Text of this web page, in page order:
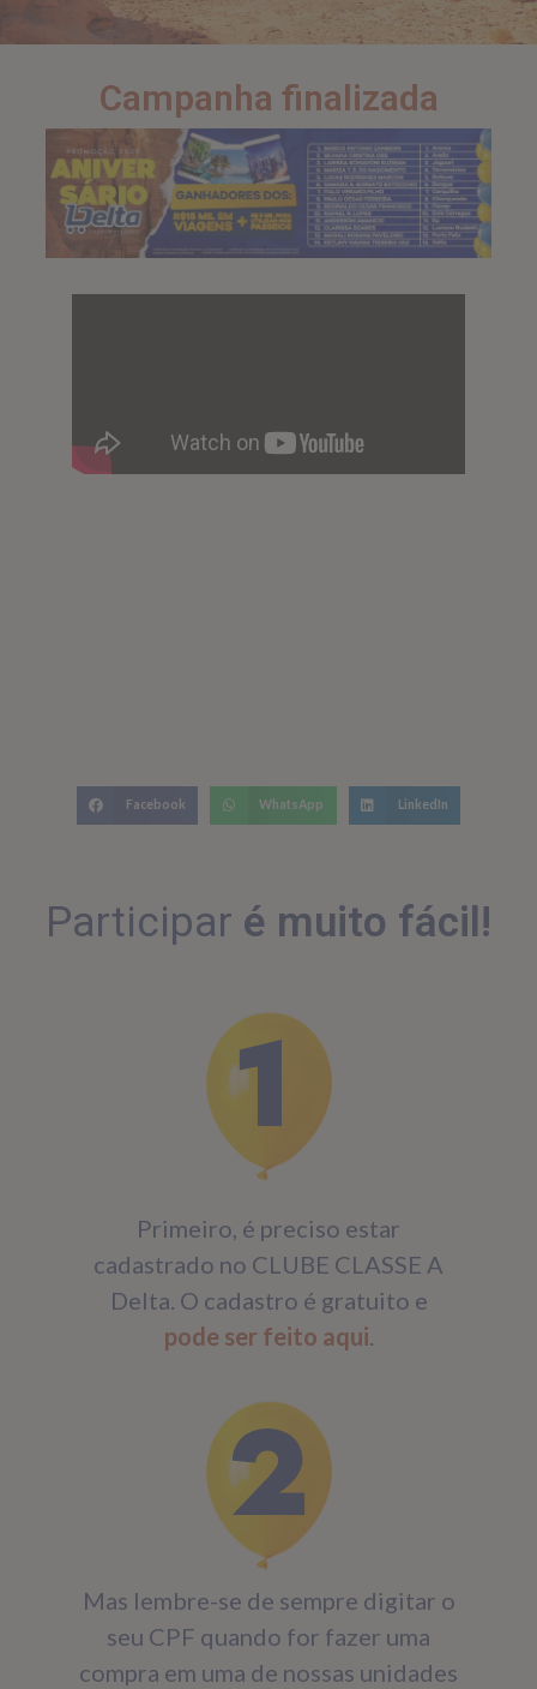
Campanha finalizada
Facebook WhatsApp LinkedIn
Participar é muito fácil!
Primeiro, é preciso estar
cadastrado no CLUBE CLASSE A
Delta. O cadastro é gratuito e
pode ser feito aqui
Mas lembre-se de sempre digitar o
seu CPF quando for fazer uma
compra em uma de nossas unidades